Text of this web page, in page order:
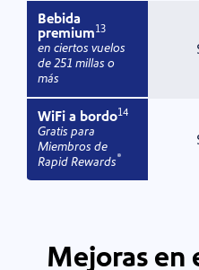
Bebida
premium13
en ciertos vuelos
de 251 millas o
más
WiFi a bordo14
Gratis para
Miembros de
Rapid Rewards®
Mejoras en